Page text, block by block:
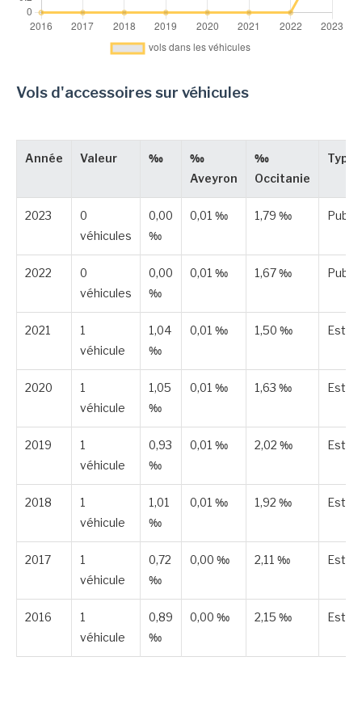
Vols d'accessoires sur véhicules
Année Valeur ‰
‰
Aveyron
‰
Occitanie
Type
2023
0
véhicules
0,00
‰
0,01 ‰ 1,79 ‰
2022
0
véhicules
0,00
‰
0,01 ‰ 1,67 ‰
2021
1
véhicule
1,04
‰
0,01 ‰ 1,50 ‰
2020
1
véhicule
1,05
‰
0,01 ‰ 1,63 ‰
2019
1
véhicule
0,93
‰
0,01 ‰ 2,02 ‰
2018
1
véhicule
1,01
‰
0,01 ‰ 1,92 ‰
2017
1
véhicule
0,72
‰
0,00 ‰ 2,11 ‰
2016
1
véhicule
0,89
‰
0,00 ‰ 2,15 ‰